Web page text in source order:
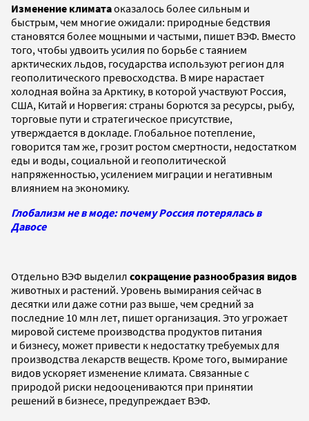
Изменение климатаоказалось более сильным и
быстрым, чем многие ожидали: природные бедствия
становятся более мощными и частыми, пишет ВЭФ. Вместо
того, чтобы удвоить усилия по борьбе с таянием
арктических льдов, государства используют регион для
геополитического превосходства. В мире нарастает
холодная война за Арктику, в которой участвуют Россия,
США, Китай и Норвегия: страны борются за ресурсы, рыбу,
торговые пути и стратегическое присутствие,
утверждается в докладе. Глобальное потепление,
говорится там же, грозит ростом смертности, недостатком
еды и воды, социальной и геополитической
напряженностью, усилением миграции и негативным
влиянием на экономику.
Глобализм не в моде: почему Россия потерялась в
Давосе
Отдельно ВЭФ выделил сокращение разнообразия видов
животных и растений. Уровень вымирания сейчас в
десятки или даже сотни раз выше, чем средний за
последние 10 млн лет, пишет организация. Это угрожает
мировой системе производства продуктов питания
и бизнесу, может привести к недостатку требуемых для
производства лекарств веществ. Кроме того, вымирание
видов ускоряет изменение климата. Связанные с
природой риски недооцениваются при принятии
решений в бизнесе, предупреждает ВЭФ.